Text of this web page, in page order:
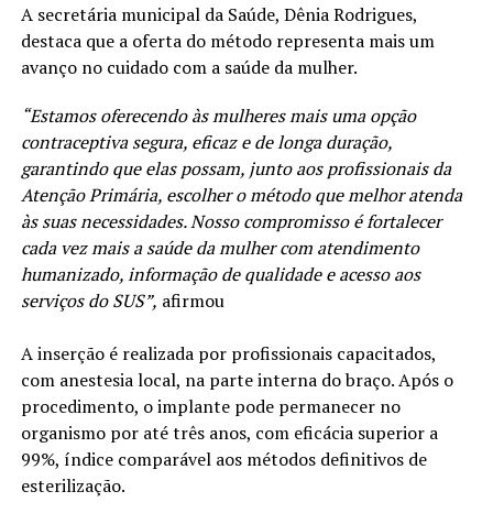
A secretária municipal da Saúde, Dênia Rodrigues,
destaca que a oferta do método representa mais um
avanço no cuidado com a saúde da mulher.
“Estamos oferecendo às mulheres mais uma opção
contraceptiva segura, eficaz e de longa duração,
garantindo que elas possam, junto aos profissionais da
Atenção Primária, escolher o método que melhor atenda
às suas necessidades. Nosso compromisso é fortalecer
cada vez mais a saúde da mulher com atendimento
humanizado, informação de qualidade e acesso aos
serviços do SUS”, afirmou
A inserção é realizada por profissionais capacitados,
com anestesia local, na parte interna do braço. Após o
procedimento, o implante pode permanecer no
organismo por até três anos, com eficácia superior a
99%, índice comparável aos métodos definitivos de
esterilização.